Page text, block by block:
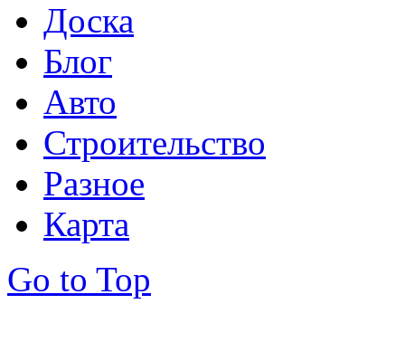
Доска
Блог
Авто
Строительство
Разное
Карта
Go to Top